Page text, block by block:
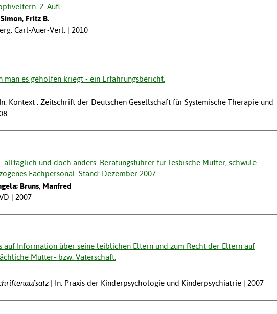
2. Aufl.
Fritz B.
Carl-Auer-Verl. | 2010
man es geholfen kriegt - ein Erfahrungsbericht.
In: Kontext : Zeitschrift der Deutschen Gesellschaft für Systemische Therapie und
alltäglich und doch anders. Beratungsführer für lesbische Mütter, schwule
Fachpersonal. Stand: Dezember 2007.
Bruns, Manfred
| 2007
auf Information über seine leiblichen Eltern und zum Recht der Eltern auf
Mutter- bzw. Vaterschaft.
In: Praxis der Kinderpsychologie und Kinderpsychiatrie | 2007